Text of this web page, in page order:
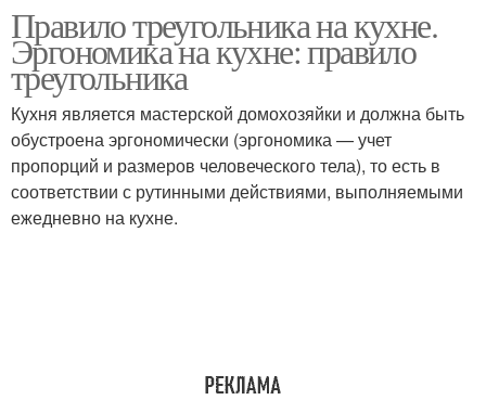
Правило треугольника на кухне.
Эргономика на кухне: правило
треугольника
Кухня является мастерской домохозяйки и должна быть
обустроена эргономически (эргономика — учет
пропорций и размеров человеческого тела), то есть в
соответствии с рутинными действиями, выполняемыми
ежедневно на кухне.